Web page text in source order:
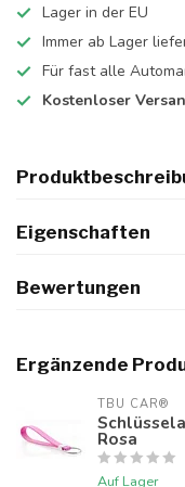
Lager in der EU
Immer ab Lager
Für fast alle
Kostenloser
Eigenschaften
Bewertungen
Ergänzende
TBU CAR®
Rosa
Auf Lager